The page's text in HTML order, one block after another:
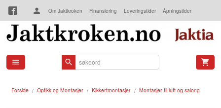
Gå
innholdet
Om Jaktkroken Finansiering Leveringstider Åpningstider
Kjøpsbetingelser Kontakt oss
Forside Optikk og Montasjer Kikkertmontasjer Montasjer til luft og salong